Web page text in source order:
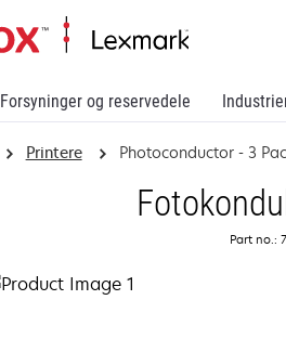
Forsyninger og reservedele
Printere Photoconductor - 3
Part no.: